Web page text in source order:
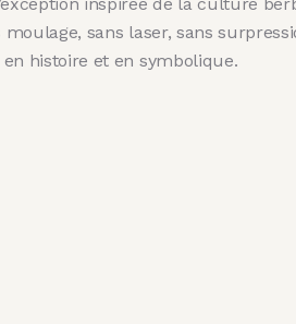
sans laser, sans
histoire et en symbolique.